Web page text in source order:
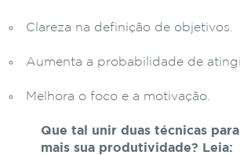
Clareza na definição de objetivos.
Aumenta a probabilidade de
Melhora o foco e a motivação.
Que tal unir duas técnicas
mais sua produtividade? Leia: